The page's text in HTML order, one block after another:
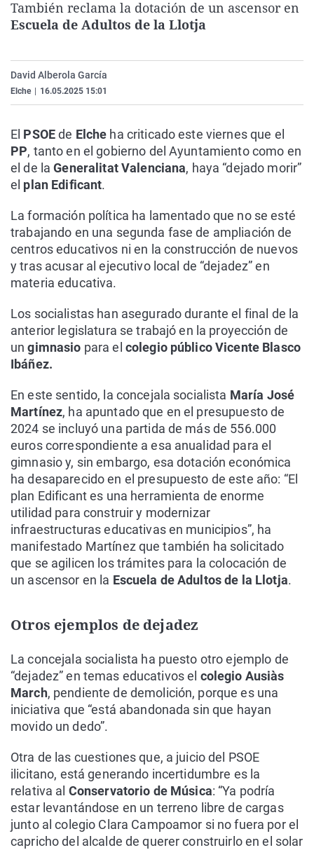
La rosa de los vientos
Como el perro y el
Caso
Equipo de
Extremadura
La Rioja
País Vasco
Virales
Elecciones
También reclama la dotación de un ascensor en
Escuela de Adultos de la Llotja
David Alberola García
Elche 16.05.2025 15:01
El PSOEde Elche ha criticado este viernes que el
PP, tanto en el gobierno del Ayuntamiento como en
el de la Generalitat Valenciana, haya “dejado morir”
el plan Edificant.
La formación política ha lamentado que no se esté
trabajando en una segunda fase de ampliación de
centros educativos ni en la construcción de nuevos
y tras acusar al ejecutivo local de “dejadez” en
materia educativa.
Los socialistas han asegurado durante el final de la
anterior legislatura se trabajó en la proyección de
ungimnasio para el colegio público Vicente Blasco
Ibáñez.
En este sentido, la concejala socialista María José
Martínez, ha apuntado que en el presupuesto de
2024 se incluyó una partida de más de 556.000
euros correspondiente a esa anualidad para el
gimnasio y, sin embargo, esa dotación económica
ha desaparecido en el presupuesto de este año: “El
plan Edificant es una herramienta de enorme
utilidad para construir y modernizar
infraestructuras educativas en municipios”, ha
manifestado Martínez que también ha solicitado
que se agilicen los trámites para la colocación de
un ascensor en la Escuela de Adultos de la Llotja.
Otros ejemplos de dejadez
La concejala socialista ha puesto otro ejemplo de
“dejadez” en temas educativos el colegio Ausiàs
March, pendiente de demolición, porque es una
iniciativa que “está abandonada sin que hayan
movido un dedo”.
Otra de las cuestiones que, a juicio del PSOE
ilicitano, está generando incertidumbre es la
relativa al Conservatorio de Música: “Ya podría
estar levantándose en un terreno libre de cargas
junto al colegio Clara Campoamor si no fuera por el
capricho del alcalde de querer construirlo en el solar